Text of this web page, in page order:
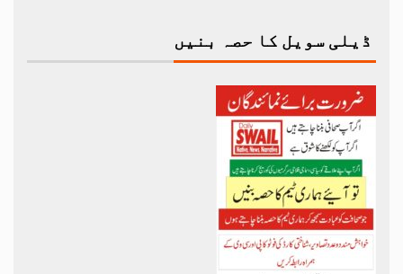
ڈیلی سویل کا حصہ بنیں